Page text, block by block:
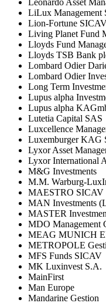
LiLux Management
Lion-Fortune
Living Planet Fund
Lloyds Fund
Lloyds TSB Bank
Lombard Odier
Lombard Odier
Long Term
Lupus alpha
Lupus alpha
Lutetia Capital SAS
Luxcellence
Luxemburger KAG
Lyxor Asset
Lyxor International
M&G Investments
M.M. Warburg-
MAESTRO
MAN Investments
MASTER
MDO Management
MEAG MUNICH
METROPOLE
MFS Funds SICAV
MK Luxinvest S.A.
MainFirst
Man Europe
Mandarine Gestion